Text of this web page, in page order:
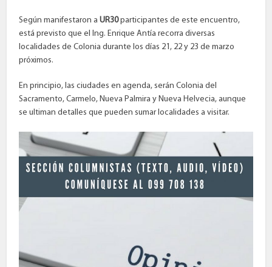
Según manifestaron a UR30participantes de este encuentro,
está previsto que el Ing. Enrique Antía recorra diversas
localidades de Colonia durante los días 21, 22 y 23 de marzo
próximos.
En principio, las ciudades en agenda, serán Colonia del
Sacramento, Carmelo, Nueva Palmira y Nueva Helvecia, aunque
se ultiman detalles que pueden sumar localidades a visitar.